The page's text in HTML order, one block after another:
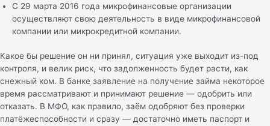
С 29 марта 2016 года микрофинансовые организации
осуществляют свою деятельность в виде микрофинансовой
компании или микрокредитной компании.
Какое бы решение он ни принял, ситуация уже выходит из-под
контроля, и велик риск, что задолженность будет расти, как
снежный ком. В банке заявление на получение займа некоторое
время рассматривают и принимают решение — одобрить или
отказать. В МФО, как правило, заём одобряют без проверки
платёжеспособности и сразу — достаточно иметь паспорт и